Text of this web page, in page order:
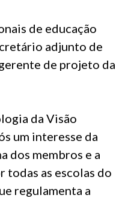
de educação
adjunto de
de projeto da
da Visão
um interesse da
dos membros e a
todas as escolas do
regulamenta a